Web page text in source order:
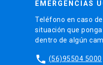
EMERGENCIAS
Teléfono en caso
situación que
dentro de algún
phone (56)95504 5000